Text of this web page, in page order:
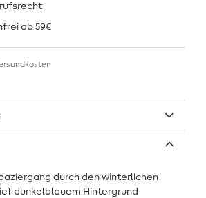
ab 59€
durch den winterlichen
dunkelblauem Hintergrund